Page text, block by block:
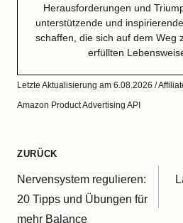
Herausforderungen und
unterstützende und
schaffen, die sich auf dem Weg
erfüllten
Letzte Aktualisierung am 6.08.2026 /
Amazon Product Advertising API
ZURÜCK
Nervensystem regulieren:
20 Tipps und Übungen für
mehr Balance